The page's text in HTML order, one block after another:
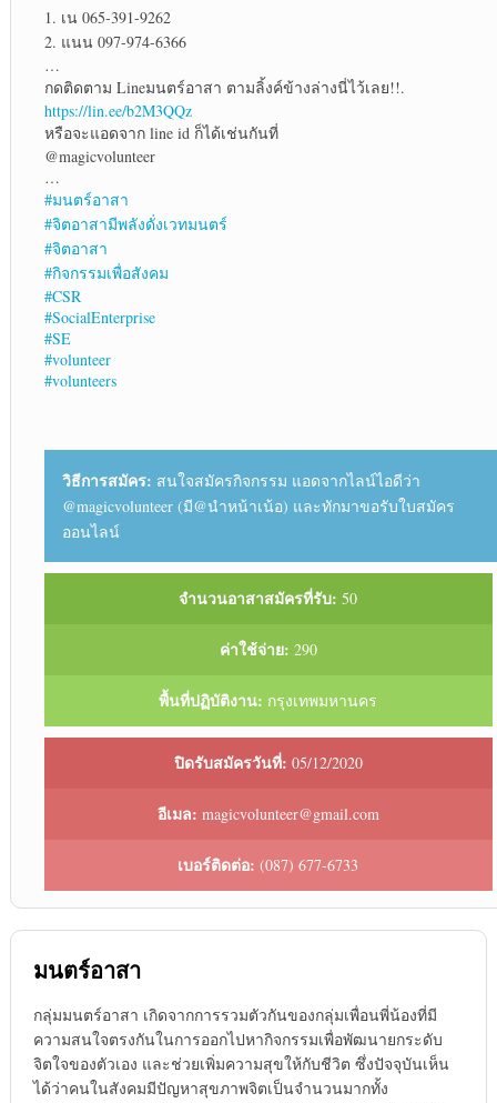
1. เน 065-391-9262
2. แนน 097-974-6366
…
กดติดตาม Lineมนตร์อาสา ตามลิ้งค์ข้างล่างนี่ไว้เลย!!.
https://lin.ee/b2M3QQz
หรือจะแอดจาก line id ก็ได้เช่นกันที่
@magicvolunteer
…
#มนตร์อาสา
#จิตอาสามีพลังดั่งเวทมนตร์
#จิตอาสา
#กิจกรรมเพื่อสังคม
#CSR
#SocialEnterprise
#SE
#volunteer
#volunteers
วิธีการสมัคร: สนใจสมัครกิจกรรม แอดจากไลน์ไอดีว่า
@magicvolunteer (มี@นำหน้าเน้อ) และทักมาขอรับใบสมัคร
ออนไลน์
จำนวนอาสาสมัครที่รับ: 50
ค่าใช้จ่าย: 290
พื้นที่ปฏิบัติงาน: กรุงเทพมหานคร
ปิดรับสมัครวันที่: 05/12/2020
อีเมล: magicvolunteer@gmail.com
เบอร์ติดต่อ: (087) 677-6733
มนตร์อาสา
กลุ่มมนตร์อาสา เกิดจากการรวมตัวกันของกลุ่มเพื่อนพี่น้องที่มี
ความสนใจตรงกันในการออกไปหากิจกรรมเพื่อพัฒนายกระดับ
จิตใจของตัวเอง และช่วยเพิ่มความสุขให้กับชีวิต ซึ่งปัจจุบันเห็น
ได้ว่าคนในสังคมมีปัญหาสุขภาพจิตเป็นจำนวนมากทั้ง